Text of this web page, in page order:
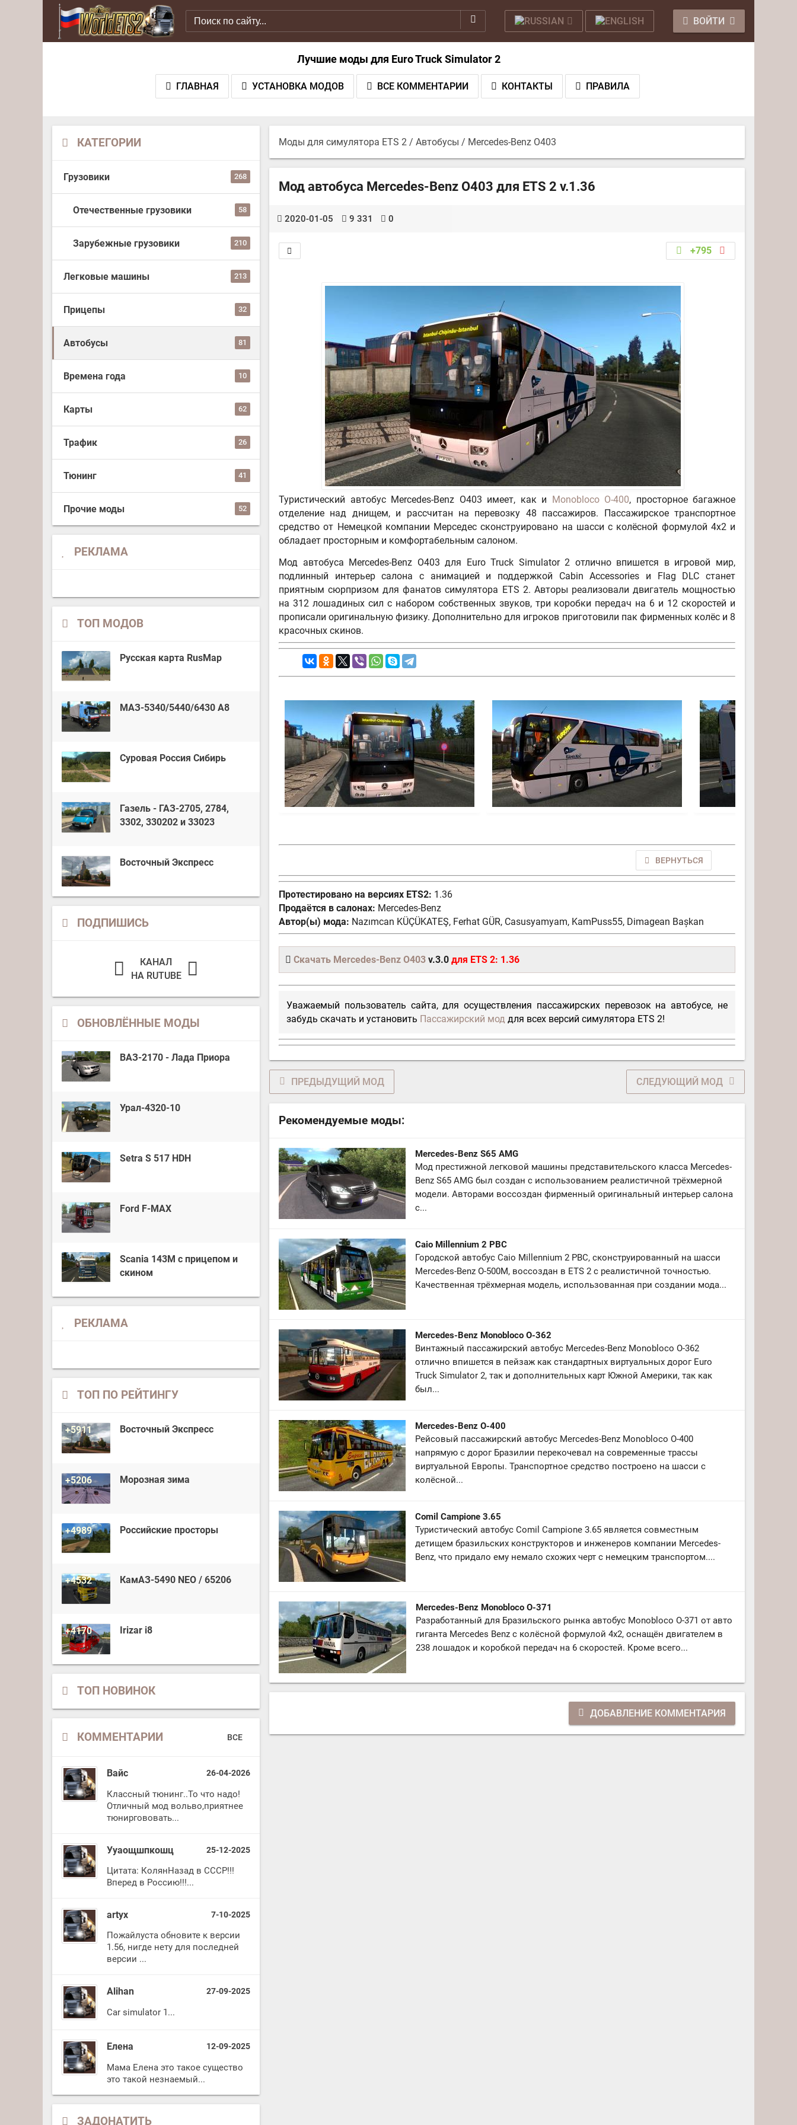
ВОЙТИ
Лучшие моды для Euro Truck Simulator 2
ГЛАВНАЯ УСТАНОВКА МОДОВ ВСЕ КОММЕНТАРИИ КОНТАКТЫ ПРАВИЛА
КАТЕГОРИИ
Грузовики 268
Отечественные грузовики 58
Зарубежные грузовики 210
Легковые машины 213
Прицепы 32
Автобусы 81
Времена года 10
Карты 62
Трафик 26
Тюнинг 41
Прочие моды 52
РЕКЛАМА
ТОП МОДОВ
Русская карта RusMap
МАЗ-5340/5440/6430 А8
Суровая Россия Сибирь
Газель - ГАЗ-2705, 2784,
3302, 330202 и 33023
Восточный Экспресс
ПОДПИШИСЬ
КАНАЛ
НА RUTUBE
ОБНОВЛЁННЫЕ МОДЫ
ВАЗ-2170 - Лада Приора
Урал-4320-10
Setra S 517 HDH
Ford F-MAX
Scania 143M с прицепом и
скином
РЕКЛАМА
ТОП ПО РЕЙТИНГУ
+5911 Восточный Экспресс
+5206 Морозная зима
+4989 Российские просторы
+4532 КамАЗ-5490 NEO / 65206
+4170 Irizar i8
ТОП НОВИНОК
КОММЕНТАРИИ ВСЕ
Вайс 26-04-2026
Классный тюнинг..То что надо!
Отличный мод вольво,приятнее
тюниргововать...
Ууаощшпкошц 25-12-2025
Цитата: КолянНазад в СССР!!!
Вперед в Россию!!!...
artyx 7-10-2025
Пожайлуста обновите к версии
1.56, нигде нету для последней
версии ...
Alihan 27-09-2025
Car simulator 1...
Елена 12-09-2025
Мама Елена это такое существо
это такой незнаемый...
ЗАДОНАТИТЬ
Моды для симулятора ETS 2 / Автобусы / Mercedes-Benz O403
Мод автобуса Mercedes-Benz O403 для ETS 2 v.1.36
2020-01-05 9 331 0
+795
Туристический автобус Mercedes-Benz O403 имеет, как и Monobloco O-400, просторное багажное
отделение над днищем, и рассчитан на перевозку 48 пассажиров. Пассажирское транспортное
средство от Немецкой компании Мерседес сконструировано на шасси с колёсной формулой 4x2 и
обладает просторным и комфортабельным салоном.
Мод автобуса Mercedes-Benz O403 для Euro Truck Simulator 2 отлично впишется в игровой мир,
подлинный интерьер салона с анимацией и поддержкой Cabin Accessories и Flag DLC станет
приятным сюрпризом для фанатов симулятора ETS 2. Авторы реализовали двигатель мощностью
на 312 лошадиных сил с набором собственных звуков, три коробки передач на 6 и 12 скоростей и
прописали оригинальную физику. Дополнительно для игроков приготовили пак фирменных колёс и 8
красочных скинов.
ВЕРНУТЬСЯ
Протестировано на версиях ETS2: 1.36
Продаётся в салонах: Mercedes-Benz
Автор(ы) мода: Nazımcan KÜÇÜKATEŞ, Ferhat GÜR, Casusyamyam, KamPuss55, Dimagean Bașkan
Скачать Mercedes-Benz O403 v.3.0 для ETS 2: 1.36
Уважаемый пользователь сайта, для осуществления пассажирских перевозок на автобусе, не
забудь скачать и установить Пассажирский мод для всех версий симулятора ETS 2!
ПРЕДЫДУЩИЙ МОД СЛЕДУЮЩИЙ МОД
Рекомендуемые моды:
Mercedes-Benz S65 AMG
Мод престижной легковой машины представительского класса Mercedes-
Benz S65 AMG был создан с использованием реалистичной трёхмерной
модели. Авторами воссоздан фирменный оригинальный интерьер салона
с...
Caio Millennium 2 PBC
Городской автобус Caio Millennium 2 PBC, сконструированный на шасси
Mercedes-Benz O-500M, воссоздан в ETS 2 с реалистичной точностью.
Качественная трёхмерная модель, использованная при создании мода...
Mercedes-Benz Monobloco O-362
Винтажный пассажирский автобус Mercedes-Benz Monobloco O-362
отлично впишется в пейзаж как стандартных виртуальных дорог Euro
Truck Simulator 2, так и дополнительных карт Южной Америки, так как
был...
Mercedes-Benz O-400
Рейсовый пассажирский автобус Mercedes-Benz Monobloco O-400
напрямую с дорог Бразилии перекочевал на современные трассы
виртуальной Европы. Транспортное средство построено на шасси с
колёсной...
Comil Campione 3.65
Туристический автобус Comil Campione 3.65 является совместным
детищем бразильских конструкторов и инженеров компании Mercedes-
Benz, что придало ему немало схожих черт с немецким транспортом....
Mercedes-Benz Monobloco O-371
Разработанный для Бразильского рынка автобус Monobloco O-371 от авто
гиганта Mercedes Benz с колёсной формулой 4x2, оснащён двигателем в
238 лошадок и коробкой передач на 6 скоростей. Кроме всего...
ДОБАВЛЕНИЕ КОММЕНТАРИЯ